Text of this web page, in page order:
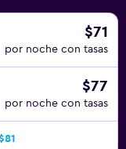
$71
por noche con tasas
$77
por noche con tasas